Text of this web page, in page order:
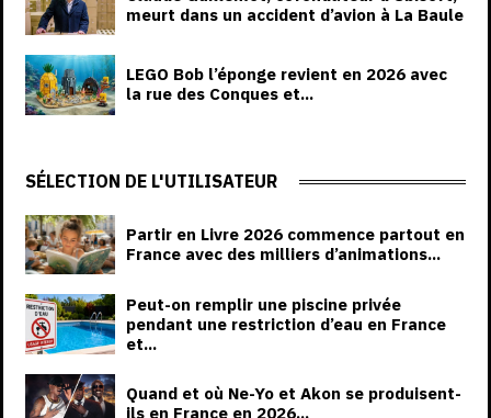
meurt dans un accident d’avion à La Baule
LEGO Bob l’éponge revient en 2026 avec
la rue des Conques et...
SÉLECTION DE L'UTILISATEUR
Partir en Livre 2026 commence partout en
France avec des milliers d’animations...
Peut-on remplir une piscine privée
pendant une restriction d’eau en France
et...
Quand et où Ne-Yo et Akon se produisent-
ils en France en 2026...